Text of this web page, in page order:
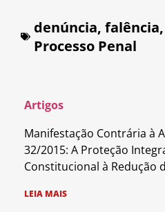
denúncia, falência,
Processo Penal
Artigos
Manifestação Contrária à
32/2015: A Proteção
Constitucional à Redução
LEIA MAIS